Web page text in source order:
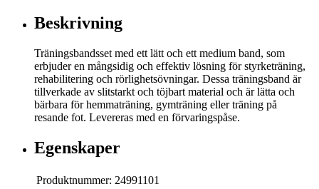
Beskrivning
Träningsbandsset med ett lätt och ett medium band, som
erbjuder en mångsidig och effektiv lösning för styrketräning,
rehabilitering och rörlighetsövningar. Dessa träningsband är
tillverkade av slitstarkt och töjbart material och är lätta och
bärbara för hemmaträning, gymträning eller träning på
resande fot. Levereras med en förvaringspåse.
Egenskaper
Produktnummer: 24991101